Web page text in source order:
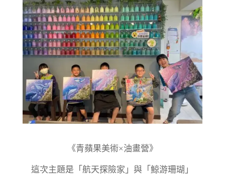
《青蘋果美術×油畫營》
這次主題是「航天探險家」與「鯨游珊瑚」